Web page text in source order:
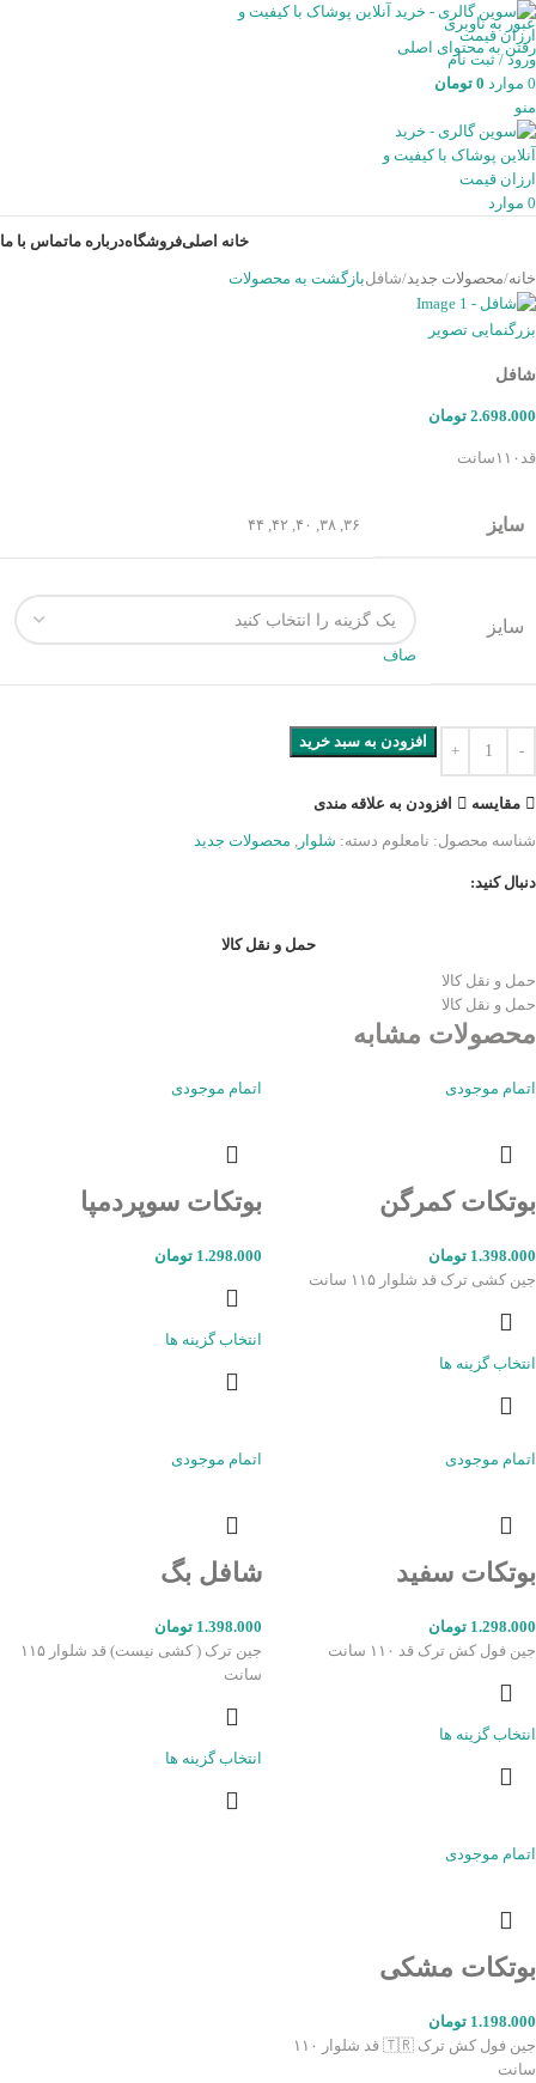
عبور به ناوبری
رفتن به محتوای اصلی
ورود / ثبت نام
0 موارد 0 تومان
منو
0 موارد
خانه اصلیفروشگاهدرباره ماتماس با ما
خانه محصولات جدید شافلبازگشت به محصولات
بزرگنمایی تصویر
شافل
2.698.000 تومان
قد۱۱۰سانت
سایز ۳۶, ۳۸, ۴۰, ۴۲, ۴۴
سایز
صاف
افزودن به سبد خرید
مقایسه افزودن به علاقه مندی
شناسه محصول: نامعلوم دسته: شلوار , محصولات جدید
دنبال کنید:
حمل و نقل کالا
حمل و نقل کالا
حمل و نقل کالا
محصولات مشابه
اتمام موجودی
بوتکات کمرگن
1.398.000 تومان
جین کشی ترک قد شلوار ۱۱۵ سانت
انتخاب گزینه ها
اتمام موجودی
بوتکات سوپردمپا
1.298.000 تومان
انتخاب گزینه ها
اتمام موجودی
بوتکات سفید
1.298.000 تومان
جین فول کش ترک قد ۱۱۰ سانت
انتخاب گزینه ها
اتمام موجودی
شافل بگ
1.398.000 تومان
جین ترک ( کشی نیست) قد شلوار ۱۱۵
سانت
انتخاب گزینه ها
اتمام موجودی
بوتکات مشکی
1.198.000 تومان
جین فول کش ترک 🇹🇷 قد شلوار ۱۱۰
سانت